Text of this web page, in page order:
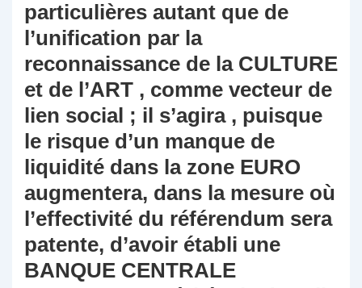
particulières autant que de
l’unification par la
reconnaissance de la CULTURE
et de l’ART , comme vecteur de
lien social ; il s’agira , puisque
le risque d’un manque de
liquidité dans la zone EURO
augmentera, dans la mesure où
l’effectivité du référendum sera
patente, d’avoir établi une
BANQUE CENTRALE